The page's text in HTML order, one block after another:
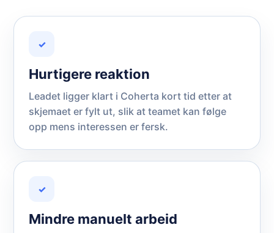
✓
Hurtigere reaktion
Leadet ligger klart i Coherta kort tid etter at
skjemaet er fylt ut, slik at teamet kan følge
opp mens interessen er fersk.
✓
Mindre manuelt arbeid